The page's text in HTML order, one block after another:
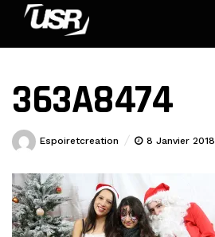
363A8474
Espoiretcreation 8 Janvier 2018